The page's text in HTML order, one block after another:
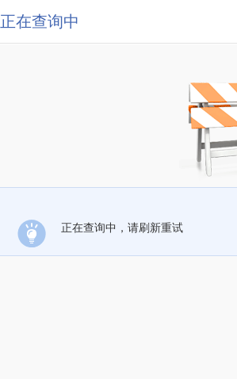
正在查询中
正在查询中，请刷新重试